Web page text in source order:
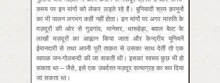
समय पर इन मांगों को लेकर लड़ते रहे हैं। बुनियादी श्रम क़ानूनों
का भी पालन लगभग कहीं नहीं होता। इन मांगों पर अगर मारुति के
मज़दूरों की ओर से गुडगांव, मानेसर, धारूहेड़ा, बवाल बेल्‍ट के
लाखों मज़दूरों का आह्वान किया जाता और केन्‍द्रीय यूनियनें
ईमानदारी से तथा अपनी पूरी ताक़त से उसका साथ देतीं तो एक
व्‍यापक जन-गोलबन्‍दी की जा सकती थी। इसका स्‍वरूप कुछ भी हो
सकता था – जैसे, इसे एक ज़बर्दस्‍त मज़दूर सत्‍याग्रह का रूप दिया
जा सकता था।